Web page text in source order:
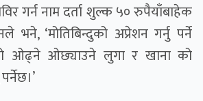
गर्न नाम दर्ता शुल्क ५० रुपैयाँबाहेक
‘मोतिबिन्दुको अप्रेशन गर्नु पर्ने
ओढ्ने ओछ्याउने लुगा र खाना को